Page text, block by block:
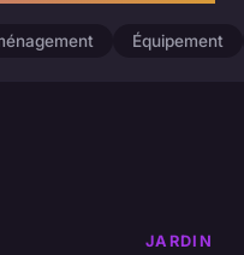
Équipement
JARDIN